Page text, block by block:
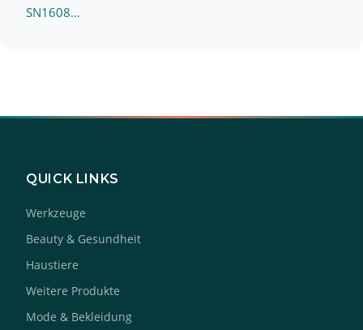
SN1608...
QUICK LINKS
Werkzeuge
Beauty & Gesundheit
Haustiere
Weitere Produkte
Mode & Bekleidung